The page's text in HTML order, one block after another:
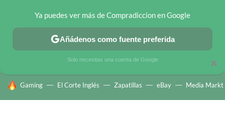
CHOLLOS TELEGRAM OFERTAS EN MÓVILES OFERTAS EN
HOY SE HABLA DE
Gaming El Corte Inglés Zapatillas eBay Media Markt
×
Ya puedes ver más de Compradiccion en Google
Añádenos como fuente preferida
Solo necesitas una cuenta de Google